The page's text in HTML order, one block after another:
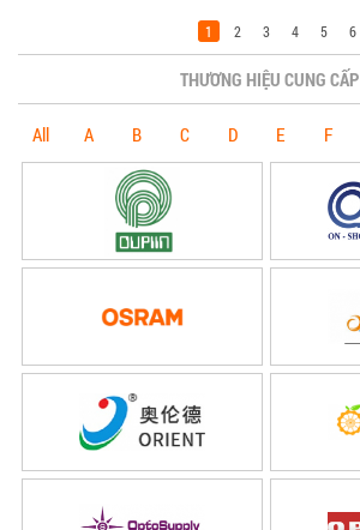
1 2 3 4 5 6
THƯƠNG HIỆU CUNG CẤP
All A B C D E F